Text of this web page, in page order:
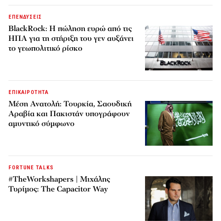
ΕΠΕΝΔΥΣΕΙΣ
BlackRock: Η πώληση ευρώ από τις
ΗΠΑ για τη στήριξη του γεν αυξάνει
το γεωπολιτικό ρίσκο
ΕΠΙΚΑΙΡΟΤΗΤΑ
Μέση Ανατολή: Τουρκία, Σαουδική
Αραβία και Πακιστάν υπογράφουν
αμυντικό σύμφωνο
FORTUNE TALKS
#TheWorkshapers | Μιχάλης
Τυρίμος: The Capacitor Way